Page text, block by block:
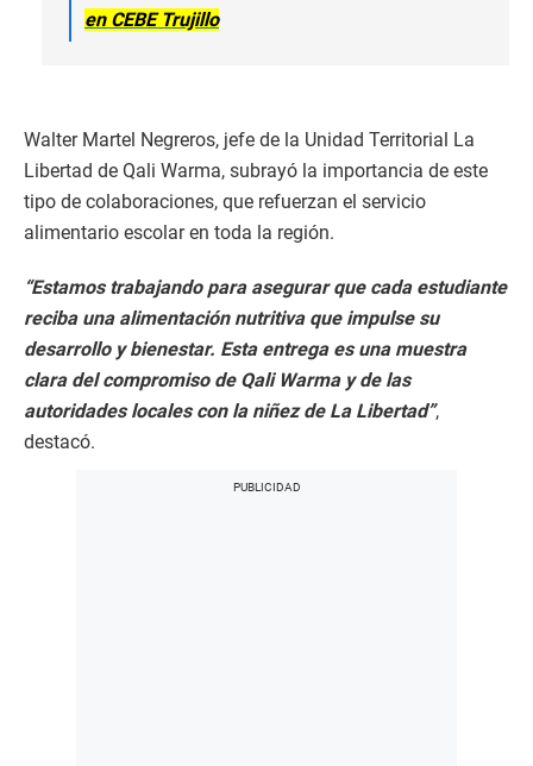
en CEBE Trujillo
Walter Martel Negreros, jefe de la Unidad Territorial La
Libertad de Qali Warma, subrayó la importancia de este
tipo de colaboraciones, que refuerzan el servicio
alimentario escolar en toda la región.
“Estamos trabajando para asegurar que cada estudiante
reciba una alimentación nutritiva que impulse su
desarrollo y bienestar. Esta entrega es una muestra
clara del compromiso de Qali Warma y de las
autoridades locales con la niñez de La Libertad”,
destacó.